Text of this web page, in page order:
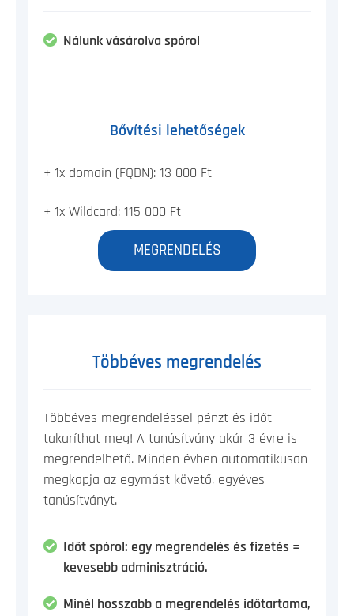
Nálunk vásárolva spórol
Bővítési lehetőségek
+ 1x domain (FQDN): 13 000 Ft
+ 1x Wildcard: 115 000 Ft
MEGRENDELÉS
Többéves megrendelés
Többéves megrendeléssel pénzt és időt
takaríthat meg! A tanúsítvány akár 3 évre is
megrendelhető. Minden évben automatikusan
megkapja az egymást követő, egyéves
tanúsítványt.
Időt spórol: egy megrendelés és fizetés =
kevesebb adminisztráció.
Minél hosszabb a megrendelés időtartama,